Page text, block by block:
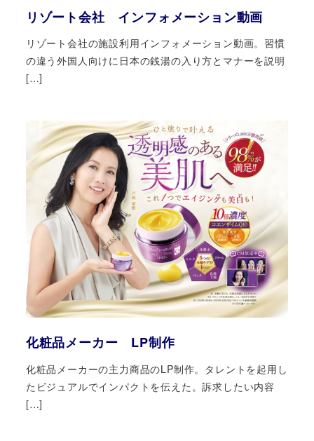
リゾート会社 インフォメーション動画
リゾート会社の施設利用インフォメーション動画。習慣
の違う外国人向けに日本の銭湯の入り方とマナーを説明
[…]
化粧品メーカー LP制作
化粧品メーカーの主力商品のLP制作。タレントを起用し
たビジュアルでインパクトを伝えた。訴求したい内容
[…]